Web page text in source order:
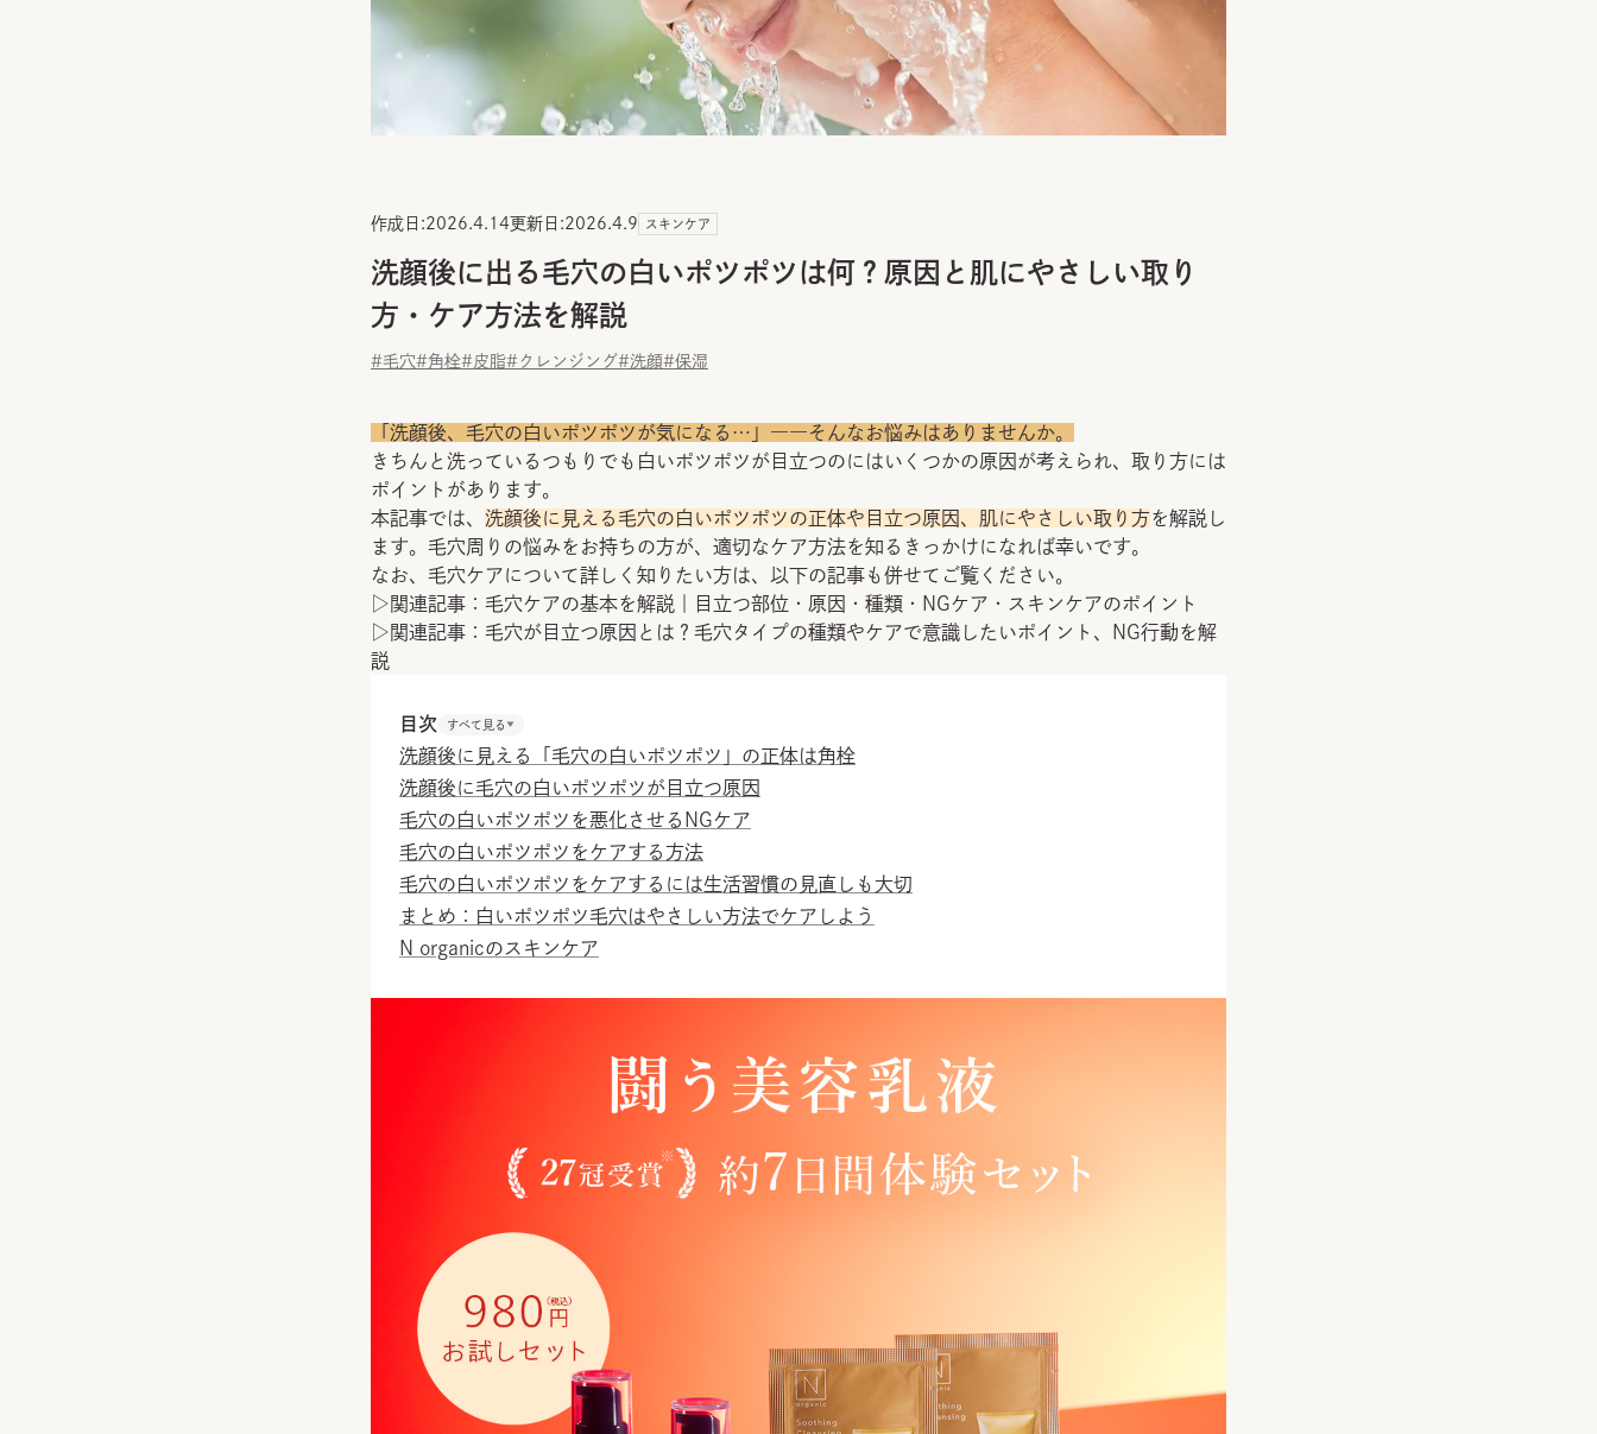
作成日:2026.4.14更新日:2026.4.9 スキンケア
洗顔後に出る毛穴の白いポツポツは何？原因と肌にやさしい取り
方・ケア方法を解説
#毛穴#角栓#皮脂#クレンジング#洗顔#保湿
「洗顔後、毛穴の白いポツポツが気になる…」――そんなお悩みはありませんか。
きちんと洗っているつもりでも白いポツポツが目立つのにはいくつかの原因が考えられ、取り方には
ポイントがあります。
本記事では、 洗顔後に見える毛穴の白いポツポツの正体や目立つ原因、肌にやさしい取り方を解説し
ます。毛穴周りの悩みをお持ちの方が、適切なケア方法を知るきっかけになれば幸いです。
なお、毛穴ケアについて詳しく知りたい方は、以下の記事も併せてご覧ください。
▷関連記事： 毛穴ケアの基本を解説｜目立つ部位・原因・種類・NGケア・スキンケアのポイント
▷関連記事： 毛穴が目立つ原因とは？毛穴タイプの種類やケアで意識したいポイント、NG行動を解
説
目次 すべて見る
洗顔後に見える「毛穴の白いポツポツ」の正体は角栓
洗顔後に毛穴の白いポツポツが目立つ原因
毛穴の白いポツポツを悪化させるNGケア
毛穴の白いポツポツをケアする方法
毛穴の白いポツポツをケアするには生活習慣の見直しも大切
まとめ：白いポツポツ毛穴はやさしい方法でケアしよう
N organicのスキンケア